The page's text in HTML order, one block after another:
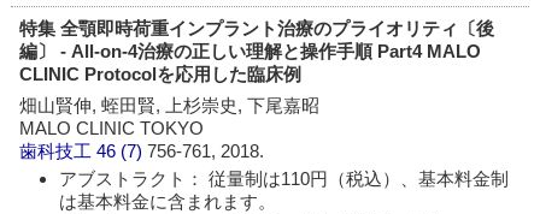
特集 全顎即時荷重インプラント治療のプライオリティ〔後
編〕 - All-on-4治療の正しい理解と操作手順 Part4 MALO
CLINIC Protocolを応用した臨床例
畑山賢伸, 蛭田賢, 上杉崇史, 下尾嘉昭
MALO CLINIC TOKYO
歯科技工 46 (7)756-761, 2018.
アブストラクト： 従量制は110円（税込）、基本料金制
は基本料金に含まれます。